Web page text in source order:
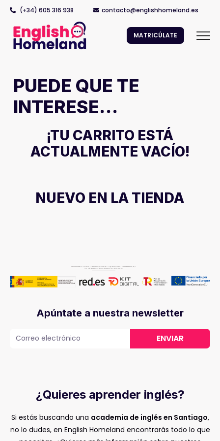
(+34) 605 316 938 contacto@englishhomeland.es
MATRICÚLATE
PUEDE QUE TE
INTERESE…
¡TU CARRITO ESTÁ
ACTUALMENTE VACÍO!
NUEVO EN LA TIENDA
Apúntate a nuestra newsletter
ENVIAR
¿Quieres aprender inglés?
Si estás buscando una academia de inglés en Santiago,
no lo dudes, en English Homeland encontrarás todo lo que